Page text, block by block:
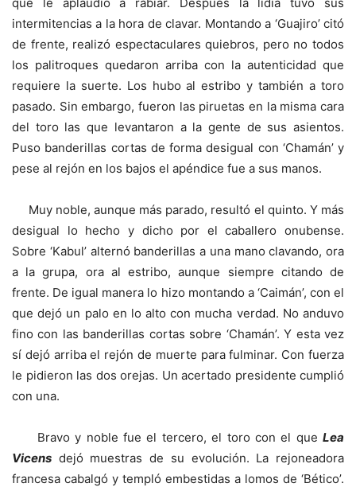
que le aplaudió a rabiar. Después la lidia tuvo sus
intermitencias a la hora de clavar. Montando a ‘Guajiro’ citó
de frente, realizó espectaculares quiebros, pero no todos
los palitroques quedaron arriba con la autenticidad que
requiere la suerte. Los hubo al estribo y también a toro
pasado. Sin embargo, fueron las piruetas en la misma cara
del toro las que levantaron a la gente de sus asientos.
Puso banderillas cortas de forma desigual con ‘Chamán’ y
pese al rejón en los bajos el apéndice fue a sus manos.
Muy noble, aunque más parado, resultó el quinto. Y más
desigual lo hecho y dicho por el caballero onubense.
Sobre ‘Kabul’ alternó banderillas a una mano clavando, ora
a la grupa, ora al estribo, aunque siempre citando de
frente. De igual manera lo hizo montando a ‘Caimán’, con el
que dejó un palo en lo alto con mucha verdad. No anduvo
fino con las banderillas cortas sobre ‘Chamán’. Y esta vez
sí dejó arriba el rejón de muerte para fulminar. Con fuerza
le pidieron las dos orejas. Un acertado presidente cumplió
con una.
Bravo y noble fue el tercero, el toro con el que Lea
Vicens dejó muestras de su evolución. La rejoneadora
francesa cabalgó y templó embestidas a lomos de ‘Bético’.